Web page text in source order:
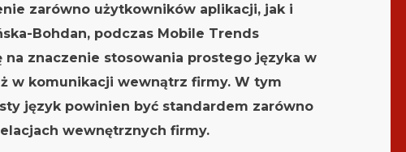
zarówno użytkowników aplikacji, jak i
Bohdan, podczas Mobile Trends
na znaczenie stosowania prostego języka w
w komunikacji wewnątrz firmy. W tym
język powinien być standardem zarówno
wewnętrznych firmy.